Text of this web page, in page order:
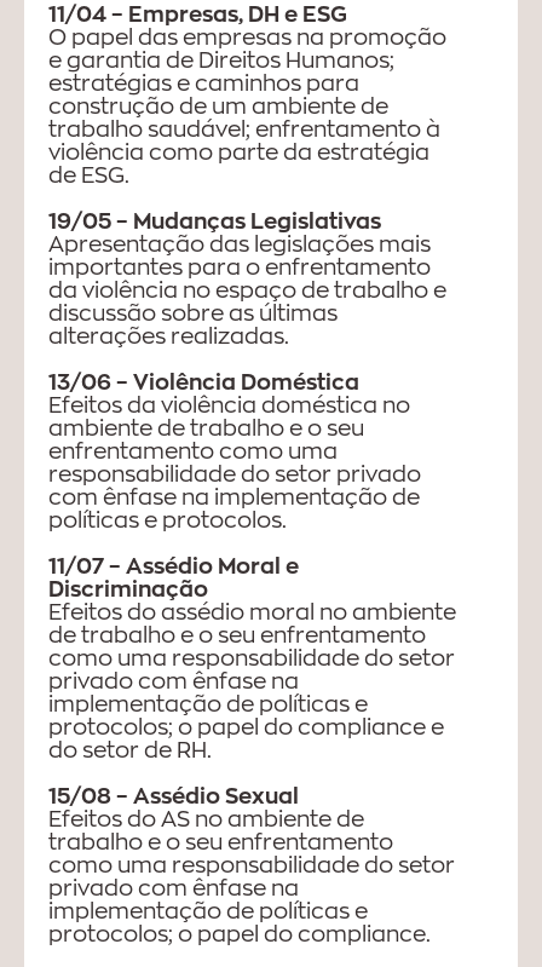
11/04 – Empresas, DH e ESG
O papel das empresas na promoção
e garantia de Direitos Humanos;
estratégias e caminhos para
construção de um ambiente de
trabalho saudável; enfrentamento à
violência como parte da estratégia
de ESG.
19/05 – Mudanças Legislativas
Apresentação das legislações mais
importantes para o enfrentamento
da violência no espaço de trabalho e
discussão sobre as últimas
alterações realizadas.
13/06 – Violência Doméstica
Efeitos da violência doméstica no
ambiente de trabalho e o seu
enfrentamento como uma
responsabilidade do setor privado
com ênfase na implementação de
políticas e protocolos.
11/07 – Assédio Moral e
Discriminação
Efeitos do assédio moral no ambiente
de trabalho e o seu enfrentamento
como uma responsabilidade do setor
privado com ênfase na
implementação de políticas e
protocolos; o papel do compliance e
do setor de RH.
15/08 – Assédio Sexual
Efeitos do AS no ambiente de
trabalho e o seu enfrentamento
como uma responsabilidade do setor
privado com ênfase na
implementação de políticas e
protocolos; o papel do compliance.